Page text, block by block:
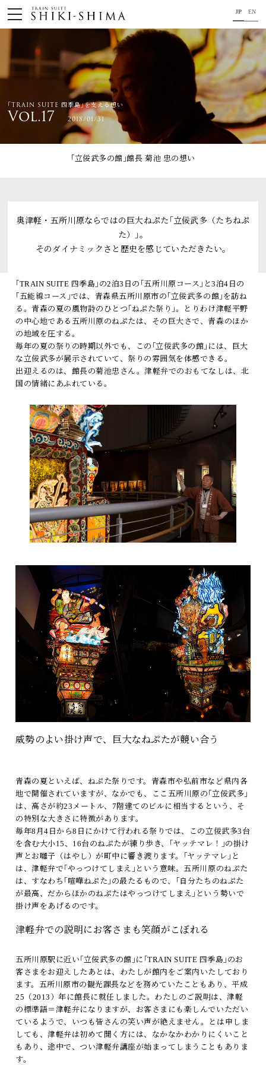
JP EN
車内のご紹介
旅の行程のご紹介
パンフレット・旅のお申し込み
オリジナル商品のご案内
よくあるお問い合わせ
アーカイブ
「TRAIN SUITE 四季島」に安心してご乗車いただくために
公式ソーシャルメディア｜ Instagram
｢TRAIN SUITE 四季島｣を支える想い
Vol.17 2018/01/31
｢立佞武多の館｣館長 菊池 忠の想い
奥津軽・五所川原ならではの巨大ねぷた｢立佞武多（たちねぷ
た）｣。
そのダイナミックさと歴史を感じていただきたい。
｢TRAIN SUITE 四季島｣の2泊3日の｢五所川原コース｣と3泊4日の
｢五能線コース｣では、青森県五所川原市の｢立佞武多の館｣を訪ね
る。青森の夏の風物詩のひとつ｢ねぷた祭り｣。とりわけ津軽平野
の中心地である五所川原のねぷたは、その巨大さで、青森のほか
の地域を圧する。
毎年の夏の祭りの時期以外でも、この｢立佞武多の館｣には、巨大
な立佞武多が展示されていて、祭りの雰囲気を体感できる。
出迎えるのは、館長の菊池忠さん。津軽弁でのおもてなしは、北
国の情緒にあふれている。
威勢のよい掛け声で、巨大なねぷたが競い合う
青森の夏といえば、ねぷた祭りです。青森市や弘前市など県内各
地で開催されていますが、なかでも、ここ五所川原の｢立佞武多｣
は、高さが約23メートル、7階建てのビルに相当するという、そ
の特別な大きさに特徴があります。
毎年8月4日から8日にかけて行われる祭りでは、この立佞武多3台
を含む大小15、16台のねぷたが練り歩き、｢ヤッテマレ！｣の掛け
声とお囃子（はやし）が町中に響き渡ります。｢ヤッテマレ｣と
は、津軽弁で｢やっつけてしまえ｣という意味。五所川原のねぷた
は、すなわち｢喧嘩ねぷた｣の最たるもので、｢自分たちのねぷた
が最高、だからほかのねぷたはやっつけてしまえ｣という勢いで
掛け声をあげるのです。
津軽弁での説明にお客さまも笑顔がこぼれる
五所川原駅に近い｢立佞武多の館｣に｢TRAIN SUITE 四季島｣のお
客さまをお迎えしたあとは、わたしが館内をご案内いたしており
ます。五所川原市の観光課長などを務めていたこともあり、平成
25（2013）年に館長に就任しました。わたしのご説明は、津軽
の標準語＝津軽弁になりますが、お客さまにも楽しんでいただい
ているようで、いつも皆さんの笑い声が絶えません。とは申しま
しても、津軽弁は初めて聞く方には、なかなかわかりにくいこと
もあり、途中で、つい津軽弁講座が始まってしまうこともありま
す。